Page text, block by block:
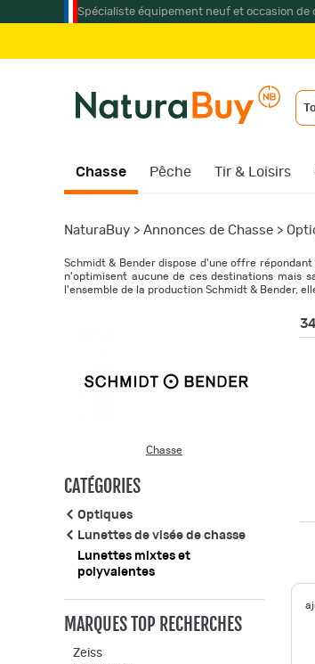
Spécialiste équipement neuf et occasion
Chasse Pêche Tir & Loisirs
NaturaBuy > Annonces de Chasse >
Schmidt & Bender dispose d'une offre
n'optimisent aucune de ces destinations mais
l'ensemble de la production Schmidt & Bender,
Chasse
CATÉGORIES
Optiques
Lunettes de visée de chasse
Lunettes mixtes et
polyvalentes
MARQUES TOP RECHERCHES
Zeiss